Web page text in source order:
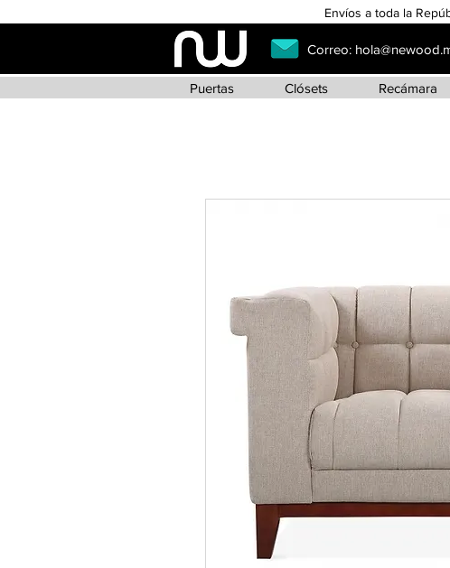
Envíos a toda la
Correo:
Puertas Clósets Recámara